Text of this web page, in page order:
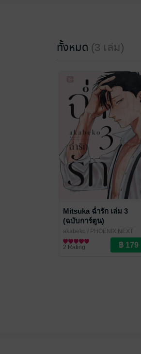
ทั้งหมด (3 เล่ม)
Mitsuka ฉ่ำรัก เล่ม 3
(ฉบับการ์ตูน)
akabeko / PHOENIX NEXT
การ์ตูน Boy Love / Yaoi
2 Rating